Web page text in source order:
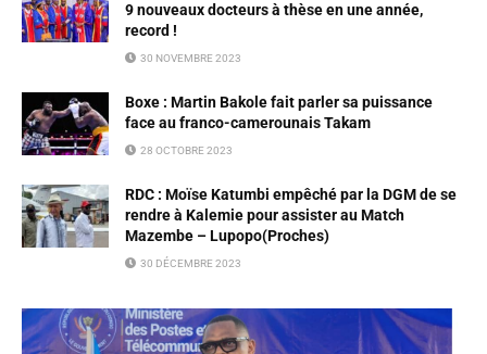
9 nouveaux docteurs à thèse en une année,
record !
30 NOVEMBRE 2023
Boxe : Martin Bakole fait parler sa puissance
face au franco-camerounais Takam
28 OCTOBRE 2023
RDC : Moïse Katumbi empêché par la DGM de se
rendre à Kalemie pour assister au Match
Mazembe – Lupopo(Proches)
30 DÉCEMBRE 2023